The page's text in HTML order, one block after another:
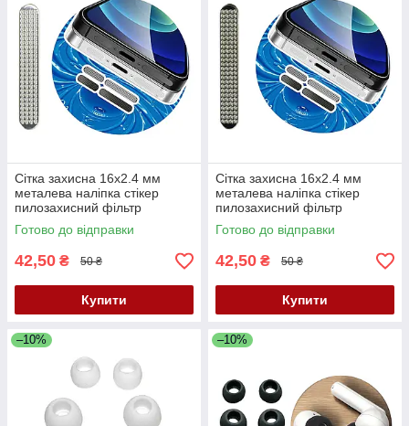
Сітка захисна 16x2.4 мм
металева наліпка стікер
пилозахисний фільтр
динаміка мікрофона для
телефонів планшетів
срібляста
Готово до відправки
42,50 ₴ 50 ₴
Купити
Сітка захисна 16x2.4 мм
металева наліпка стікер
пилозахисний фільтр
динаміка мікрофона для
телефонів планшетів чорна
Готово до відправки
42,50 ₴ 50 ₴
Купити
–10% –10%